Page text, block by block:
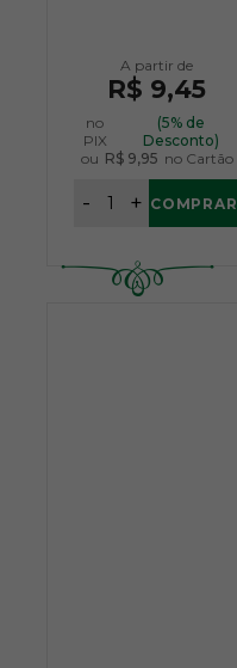
R$ 9,45
no
PIX
(5% de
Desconto)
ou R$ 9,95 no Cartão
+
- COMPRAR